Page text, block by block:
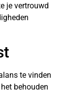
je vertrouwd
te vinden
behouden